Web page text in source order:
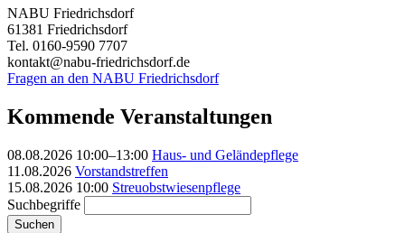
NABU Friedrichsdorf
61381 Friedrichsdorf
Tel. 0160-9590 7707
kontakt@nabu-friedrichsdorf.de
Fragen an den NABU Friedrichsdorf
Kommende Veranstaltungen
08.08.2026 10:00–13:00 Haus- und Geländepflege
11.08.2026 Vorstandstreffen
15.08.2026 10:00 Streuobstwiesenpflege
Suchbegriffe
Suchen